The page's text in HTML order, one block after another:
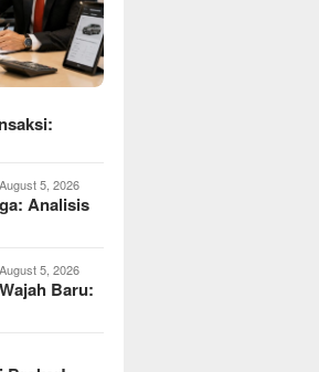
August 5, 2026
Analisis
August 5, 2026
Baru: